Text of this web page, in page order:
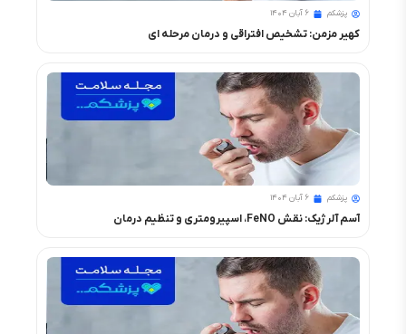
پزشکم ۶ آبان ۱۴۰۴
کهیر مزمن: تشخیص افتراقی و درمان مرحله ای
پزشکم ۶ آبان ۱۴۰۴
آسم آلرژیک: نقش FeNO، اسپیرومتری و تنظیم درمان